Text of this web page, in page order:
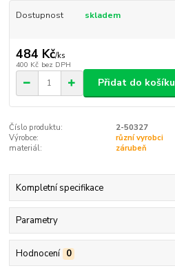
Dostupnost skladem
484 Kč/ks
400 Kč bez DPH
Přidat do košíku
Číslo produktu:
2-50327
Výrobce:
různí vyrobci
materiál:
zárubeň
Kompletní specifikace
Parametry
Hodnocení 0